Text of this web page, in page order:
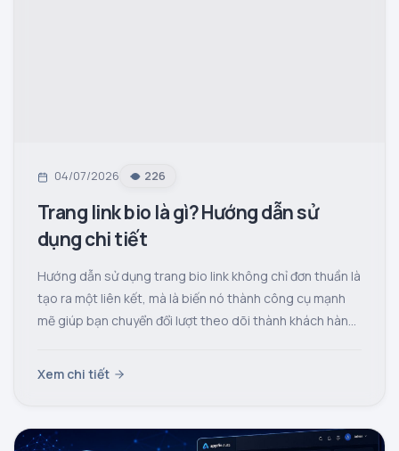
04/07/2026 226
Trang link bio là gì? Hướng dẫn sử
dụng chi tiết
Hướng dẫn sử dụng trang bio link không chỉ đơn thuần là
tạo ra một liên kết, mà là biến nó thành công cụ mạnh
mẽ giúp bạn chuyển đổi lượt theo dõi thành khách hàng
Xem chi tiết